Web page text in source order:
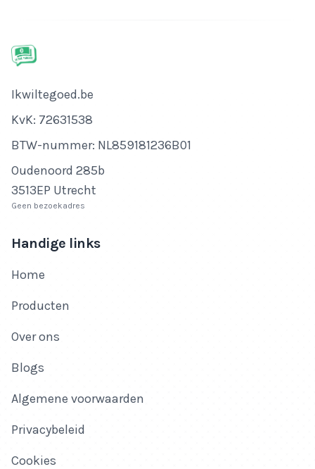
Bedrijfsnaam
Ikwiltegoed.be
KvK-nummer
KvK: 72631538
Btw-nummer
BTW-nummer: NL859181236B01
Adres
Oudenoord 285b
3513EP Utrecht
Geen bezoekadres
Handige links
Home
Producten
Over ons
Blogs
Algemene voorwaarden
Privacybeleid
Cookies